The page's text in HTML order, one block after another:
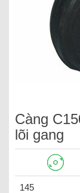
Càng
lõi gang
145